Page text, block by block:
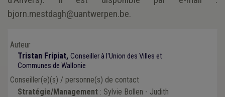
bjorn.mestdagh@uantwerpen.be.
Auteur
Tristan Fripiat, Conseiller à l'Union des Villes et
Communes de Wallonie
Conseiller(e)(s) / personne(s) de contact
Stratégie/Management : Sylvie Bollen - Judith